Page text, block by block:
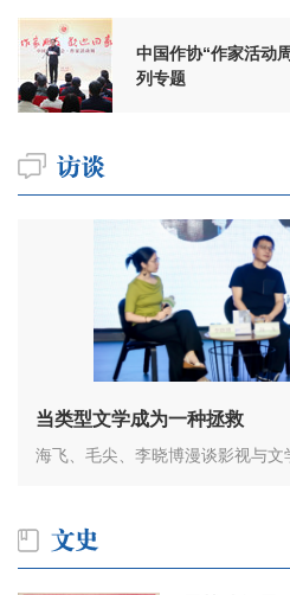
中国作协“作家活动
列专题
当类型文学成为一种拯救
海飞、毛尖、李晓博漫谈影视与文